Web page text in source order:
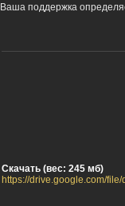
Ваша поддержка
Скачать (вес: 245 мб)
https://drive.google.com/